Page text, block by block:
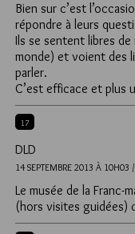
Bien sur c’est
répondre à leurs
Ils se sentent libres
monde) et voient des
parler.
C’est efficace et plus
17
DLD
14 SEPTEMBRE 2013 À 10H03 /
Le musée de la
(hors visites guidées)